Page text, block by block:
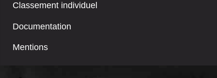
Classement individuel
Documentation
Mentions